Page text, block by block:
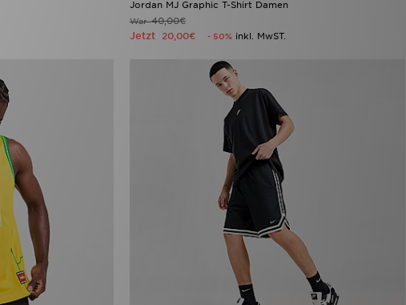
Jordan MJ Graphic T-Shirt Damen
War40,00€
Jetzt 20,00€ - 50% inkl. MwST.